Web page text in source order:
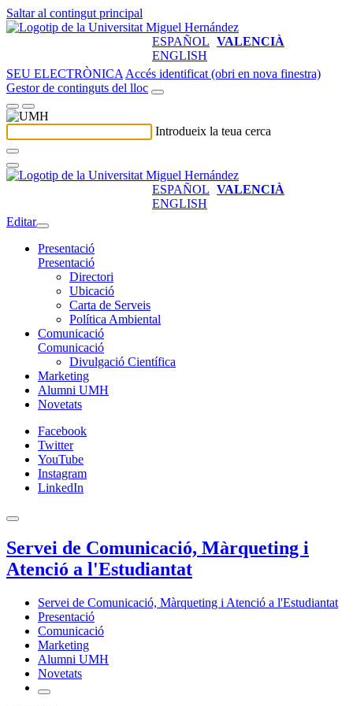
Saltar al contingut principal
ESPAÑOL VALENCIÀ
ENGLISH
SEU ELECTRÒNICA Accés identificat (obri en nova finestra)
Gestor de continguts del lloc
Introdueix la teua cerca
ESPAÑOL VALENCIÀ
ENGLISH
Editar
Presentació
Presentació
Directori
Ubicació
Carta de Serveis
Política Ambiental
Comunicació
Comunicació
Divulgació Científica
Marketing
Alumni UMH
Novetats
Facebook
Twitter
YouTube
Instagram
LinkedIn
Servei de Comunicació, Màrqueting i
Atenció a l'Estudiantat
Servei de Comunicació, Màrqueting i Atenció a l'Estudiantat
Presentació
Comunicació
Marketing
Alumni UMH
Novetats